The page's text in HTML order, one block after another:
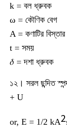
k = বল ধ্রুবক
ω = কৌণিক বেগ
A = কণাটির বিস্তার
t = সময়
𝛿 = দশা ধ্রুবক
১২। সরল ছন্দিত
+ U
or, E = 1/2 kA2